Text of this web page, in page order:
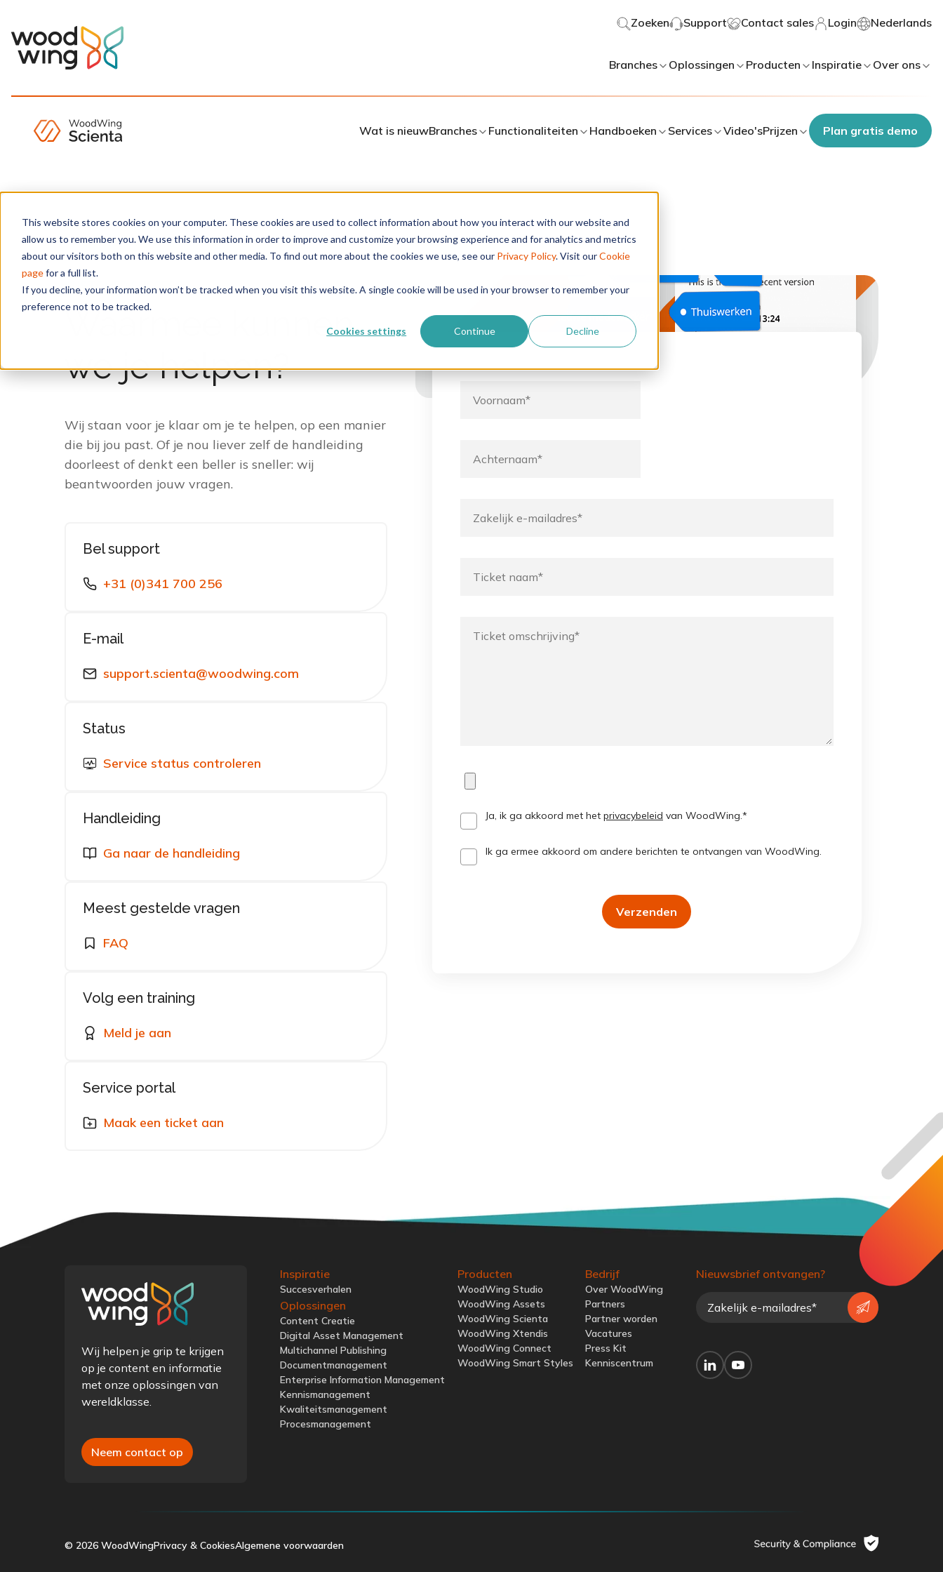
This website stores cookies on your computer. These cookies are used to collect information about how you interact with our website and
allow us to remember you. We use this information in order to improve and customize your browsing experience and for analytics and metrics
about our visitors both on this website and other media. To find out more about the cookies we use, see our Privacy Policy. Visit ourCookie
pagefor a full list.
If you decline, your information won’t be tracked when you visit this website. A single cookie will be used in your browser to remember your
preference not to be tracked.
Cookies settings Continue Decline
Zoeken Support Contact sales Login Nederlands
Branches Oplossingen Producten Inspiratie Over ons
Wat is nieuwBranches Functionaliteiten Handboeken Services Video'sPrijzen Plan gratis demo
Home Producten WoodWing Scienta Services
Ja, ik ga akkoord met het privacybeleid van WoodWing.*
Ik ga ermee akkoord om andere berichten te ontvangen van WoodWing.
Waarmee kunnen
we je helpen?
Wij staan voor je klaar om je te helpen, op een manier
die bij jou past. Of je nou liever zelf de handleiding
doorleest of denkt een beller is sneller: wij
beantwoorden jouw vragen.
Bel support
+31 (0)341 700 256
E-mail
support.scienta@woodwing.com
Status
Service status controleren
Handleiding
Ga naar de handleiding
Meest gestelde vragen
FAQ
Volg een training
Meld je aan
Service portal
Maak een ticket aan
Wij helpen je grip te krijgen
op je content en informatie
met onze oplossingen van
wereldklasse.
Neem contact op
Inspiratie
Succesverhalen
Oplossingen
Content Creatie
Digital Asset Management
Multichannel Publishing
Documentmanagement
Enterprise Information Management
Kennismanagement
Kwaliteitsmanagement
Procesmanagement
Producten
WoodWing Studio
WoodWing Assets
WoodWing Scienta
WoodWing Xtendis
WoodWing Connect
WoodWing Smart Styles
Bedrijf
Over WoodWing
Partners
Partner worden
Vacatures
Press Kit
Kenniscentrum
Nieuwsbrief ontvangen?
© 2026 WoodWingPrivacy & CookiesAlgemene voorwaarden